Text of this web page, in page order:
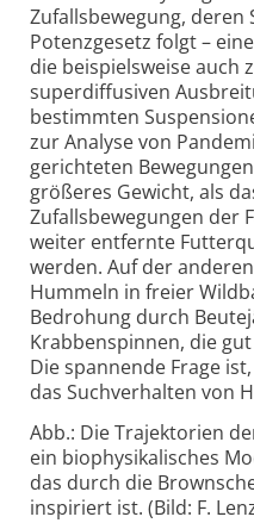
Zufallsbewegung,
Potenzgesetz folgt –
die beispielsweise auch
superdiffusiven
bestimmten
zur Analyse von
gerichteten
größeres Gewicht, als
Zufallsbewegungen der
weiter entfernte
werden. Auf der
Hummeln in freier
Bedrohung durch
Krabbenspinnen, die
Die spannende Frage
das Suchverhalten von
Abb.: Die Trajektorien
ein biophysikalisches
das durch die
inspiriert ist. (Bild: F.